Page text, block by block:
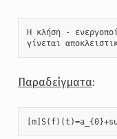
Η κλήση -
γίνεται
Παραδείγματα: